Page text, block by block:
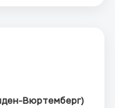
Вюртемберг)